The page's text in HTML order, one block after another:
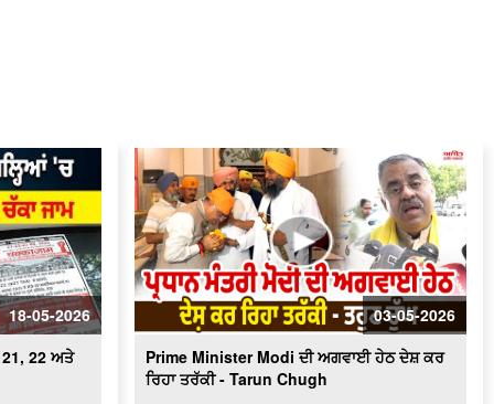
ਮਨਜੀਤ ਸਿੰਘ ਜੀ.ਕੇ.
ਪੰਜਾਬ ਲਈ ਕਣਕ ਦੇ ਖ਼ਰੀਦ ਨਿਯਮਾਂ 'ਚ ਢਿੱਲ ਨੂੰ
ਲੈ ਕੇ ਰਾਜ ਸਭਾ ਮੈਂਬਰ Satnam Singh
Sidhu ਦਾ ਬਿਆਨ
DSGMC ਦੀ ਮੀਟਿੰਗ 'ਚ ਸ਼ਾਮਿਲ ਨਹੀਂ ਹੋਣਗੇ
Sarna
Delhi Sikh Gurdwara Managing
ਕਰਵਾਇਆ ਗਿਆ
Bangla Sahib Gurdwara 'ਚ ਨਵੇਂ
18-05-2026
21, 22 ਅਤੇ
03-05-2026
Prime Minister Modi ਦੀ ਅਗਵਾਈ ਹੇਠ ਦੇਸ਼ ਕਰ
ਰਿਹਾ ਤਰੱਕੀ - Tarun Chugh